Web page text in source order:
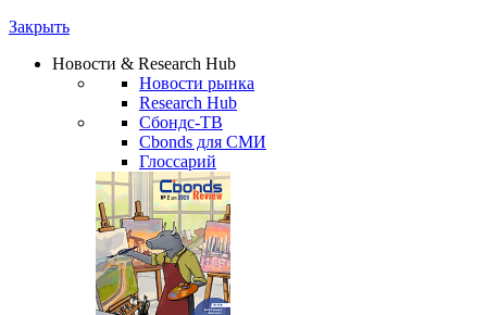
Закрыть
Новости & Research Hub
Новости рынка
Research Hub
Сбондс-ТВ
Cbonds для СМИ
Глоссарий